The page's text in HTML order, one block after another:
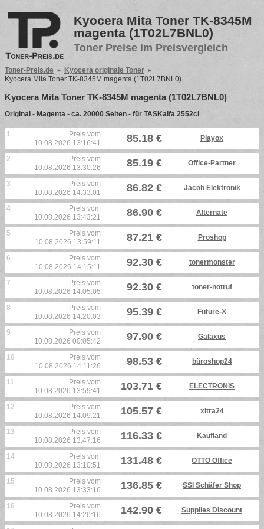
Kyocera Mita Toner TK-8345M
magenta (1T02L7BNL0)
Toner Preise im Preisvergleich
Toner-Preis.de
Kyocera originale Toner
Kyocera Mita Toner TK-8345M magenta (1T02L7BNL0)
Kyocera Mita Toner TK-8345M magenta (1T02L7BNL0)
Original - Magenta - ca. 20000 Seiten - für TASKalfa 2552ci
1
Preis vom
10.08.2026 13:16:41
85.18 € Playox
2
Preis vom
10.08.2026 13:30:26
85.19 € Office-Partner
3
Preis vom
10.08.2026 14:33:01
86.82 € Jacob Elektronik
4
Preis vom
10.08.2026 13:43:21
86.90 € Alternate
5
Preis vom
10.08.2026 13:59:11
87.21 € Proshop
6
Preis vom
10.08.2026 14:15:11
92.30 € tonermonster
7
Preis vom
10.08.2026 14:05:05
92.30 € toner-notruf
8
Preis vom
10.08.2026 14:20:03
95.39 € Future-X
9
Preis vom
10.08.2026 00:05:42
97.90 € Galaxus
10
Preis vom
10.08.2026 14:11:26
98.53 € büroshop24
11
Preis vom
10.08.2026 13:59:41
103.71 € ELECTRONIS
12
Preis vom
10.08.2026 14:09:21
105.57 € xitra24
13
Preis vom
10.08.2026 13:47:16
116.33 € Kaufland
14
Preis vom
10.08.2026 13:10:51
131.48 € OTTO Office
15
Preis vom
10.08.2026 13:33:16
136.85 € SSI Schäfer Shop
16
Preis vom
10.08.2026 14:20:16
142.90 € Supplies Discount